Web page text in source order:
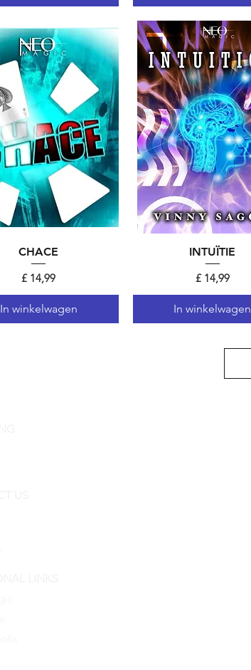
Snel overzicht
CHACE
Prijs
£ 14,99
In winkelwagen
Snel overzicht
INTUÏTIE
Prijs
£ 14,99
In winkelwagen